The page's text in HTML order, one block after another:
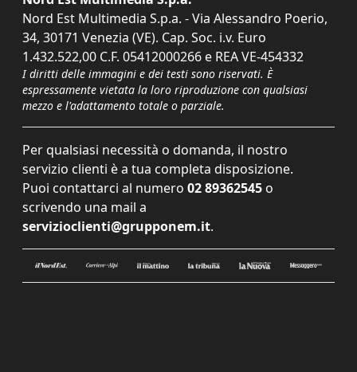
Nord Est Multimedia S.p.a. - Via Alessandro Poerio,
34, 30171 Venezia (VE). Cap. Soc. i.v. Euro
1.432.522,00 C.F. 05412000266 e REA VE-454332
I diritti delle immagini e dei testi sono riservati. È
espressamente vietata la loro riproduzione con qualsiasi
mezzo e l'adattamento totale o parziale.
Per qualsiasi necessità o domanda, il nostro
servizio clienti è a tua completa disposizione.
Puoi contattarci al numero 02 89362545 o
scrivendo una mail a
servizioclienti@grupponem.it.